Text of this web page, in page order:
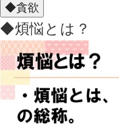
◆貪欲
◆煩悩とは？